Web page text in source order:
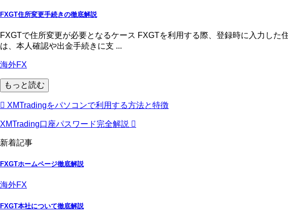
FXGT住所変更手続きの徹底解説
FXGTで住所変更が必要となるケース FXGTを利用する際、登録時に入力し
は、本人確認や出金手続きに支 ...
海外FX
もっと読む
XMTradingをパソコンで利用する方法と特徴
XMTrading口座パスワード完全解説
新着記事
FXGTホームページ徹底解説
海外FX
FXGT本社について徹底解説